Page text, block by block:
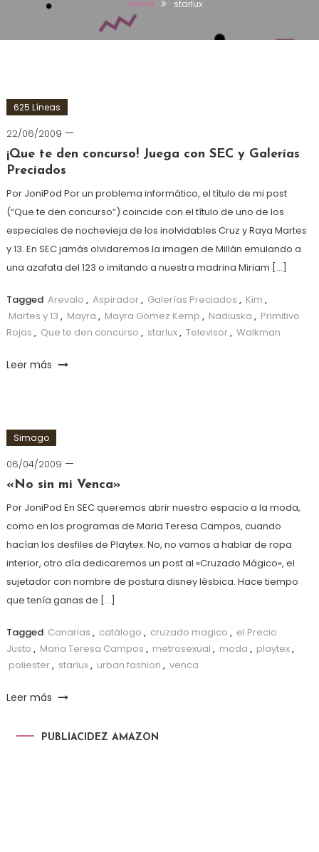
Home starlux
625 Líneas
22/06/2009
¡Que te den concurso! Juega con SEC y Galerías
Preciados
Por JoniPod Por un problema informático, el título de mi post
(“Que te den concurso”) coincide con el título de uno de los
especiales de nochevieja de los inolvidables Cruz y Raya Martes
y 13. En SEC jamás olvidaremos la imagen de Millán emulando a
una azafata del 123 o imitando a nuestra madrina Miriam […]
Tagged Arevalo , Aspirador, Galerías Preciados , Kim ,
Martes y 13 , Mayra , Mayra Gomez Kemp , Nadiuska , Primitivo
Rojas , Que te den concurso , starlux, Televisor, Walkman
Leer más
Simago
06/04/2009
«No sin mi Venca»
Por JoniPod En SEC queremos abrir nuestro espacio a la moda,
como en los programas de Maria Teresa Campos, cuando
hacían los desfiles de Playtex. No, no vamos a hablar de ropa
interior, otro día dedicaremos un post al «Cruzado Mágico», el
sujetador con nombre de postura disney lésbica. Hace tiempo
que tenía ganas de […]
Tagged Canarias , catálogo , cruzado magico , el Precio
Justo , Maria Teresa Campos , metrosexual , moda , playtex,
poliester, starlux, urban fashion , venca
Leer más
PUBLIACIDEZ AMAZON